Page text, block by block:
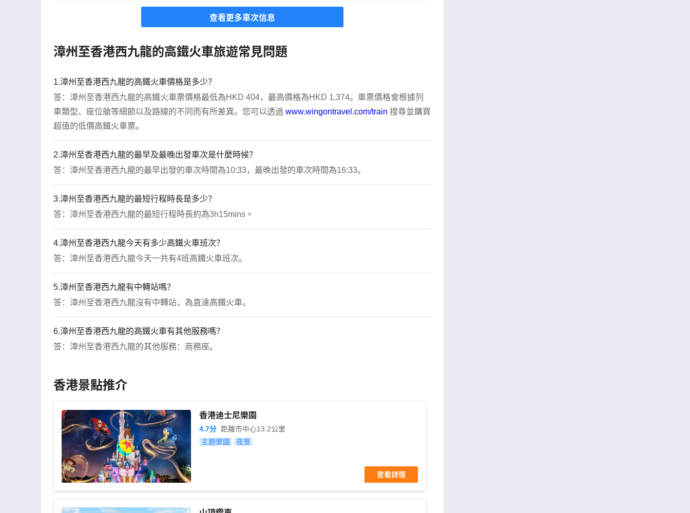
查看更多車次信息
漳州至香港西九龍的高鐵火車旅遊常見問題
1.漳州至香港西九龍的高鐵火車價格是多少？
答：漳州至香港西九龍的高鐵火車票價格最低為HKD 404，最高價格為HKD 1,374。車票價格會根據列
車類型、座位艙等細節以及路線的不同而有所差異。您可以透過 www.wingontravel.com/train 搜尋並購買
超值的低價高鐵火車票。
2.漳州至香港西九龍的最早及最晚出發車次是什麼時候？
答：漳州至香港西九龍的最早出發的車次時間為10:33，最晚出發的車次時間為16:33。
3.漳州至香港西九龍的最短行程時長是多少？
答：漳州至香港西九龍的最短行程時長約為3h15mins。
4.漳州至香港西九龍今天有多少高鐵火車班次？
答：漳州至香港西九龍今天一共有4班高鐵火車班次。
5.漳州至香港西九龍有中轉站嗎？
答：漳州至香港西九龍沒有中轉站，為直達高鐵火車。
6.漳州至香港西九龍的高鐵火車有其他服務嗎？
答：漳州至香港西九龍的其他服務：商務座。
香港景點推介
香港迪士尼樂園
4.7分 距離市中心13.2公里
主題樂園
夜景
查看詳情